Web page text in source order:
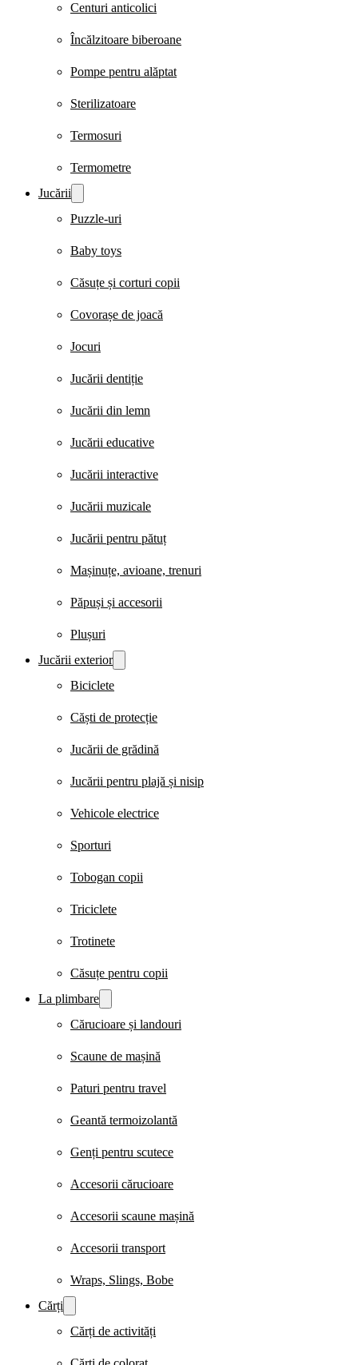
Centuri anticolici
Încălzitoare biberoane
Pompe pentru alăptat
Sterilizatoare
Termosuri
Termometre
Jucării
Puzzle-uri
Baby toys
Căsuțe și corturi copii
Covorașe de joacă
Jocuri
Jucării dentiție
Jucării din lemn
Jucării educative
Jucării interactive
Jucării muzicale
Jucării pentru pătuț
Mașinuțe, avioane, trenuri
Păpuși și accesorii
Plușuri
Jucării exterior
Biciclete
Căști de protecție
Jucării de grădină
Jucării pentru plajă și nisip
Vehicole electrice
Sporturi
Tobogan copii
Triciclete
Trotinete
Căsuțe pentru copii
La plimbare
Cărucioare și landouri
Scaune de mașină
Paturi pentru travel
Geantă termoizolantă
Genți pentru scutece
Accesorii cărucioare
Accesorii scaune mașină
Accesorii transport
Wraps, Slings, Bobe
Cărți
Cărți de activități